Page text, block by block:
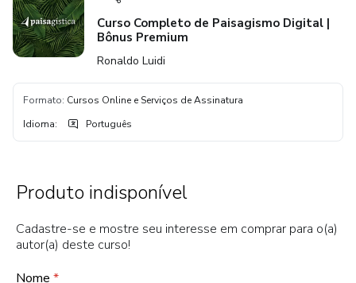
Curso Completo de Paisagismo Digital |
Bônus Premium
Ronaldo Luidi
Formato: Cursos Online e Serviços de Assinatura
Idioma: Português
Produto indisponível
Cadastre-se e mostre seu interesse em comprar para o(a)
autor(a) deste curso!
Nome *